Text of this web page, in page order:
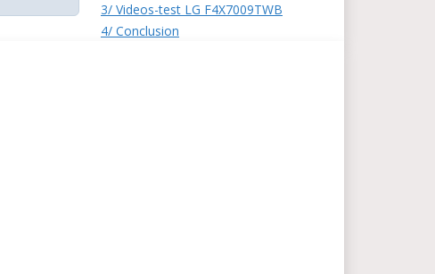
3/ Videos-test LG F4X7009TWB
4/ Conclusion